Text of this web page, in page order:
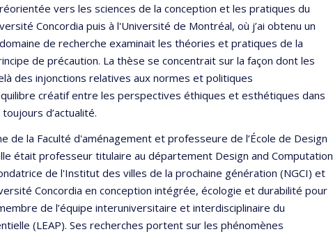
vers les sciences de la conception et les pratiques du
Concordia puis à l'Université de Montréal, où j’ai obtenu un
de recherche examinait les théories et pratiques de la
de précaution. La thèse se concentrait sur la façon dont les
des injonctions relatives aux normes et politiques
créatif entre les perspectives éthiques et esthétiques dans
d’actualité.
de la Faculté d'aménagement et professeure de l’École de Design
était professeur titulaire au département Design and Computation
de l'Institut des villes de la prochaine génération (NGCI) et
Concordia en conception intégrée, écologie et durabilité pour
de l’équipe interuniversitaire et interdisciplinaire du
(LEAP). Ses recherches portent sur les phénomènes